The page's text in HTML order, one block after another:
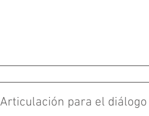
Articulación para el diálogo